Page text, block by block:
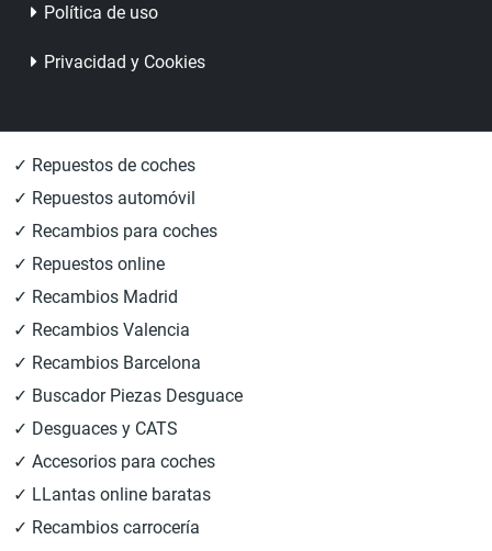
Política de uso
Privacidad y Cookies
✓ Repuestos de coches
✓ Repuestos automóvil
✓ Recambios para coches
✓ Repuestos online
✓ Recambios Madrid
✓ Recambios Valencia
✓ Recambios Barcelona
✓ Buscador Piezas Desguace
✓ Desguaces y CATS
✓ Accesorios para coches
✓ LLantas online baratas
✓ Recambios carrocería